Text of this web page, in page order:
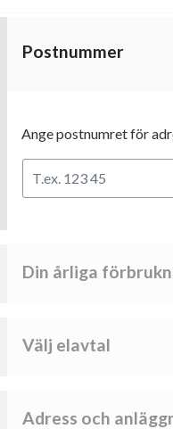
Postnummer
Ange postnumret för
Din årliga
Välj elavtal
Adress och